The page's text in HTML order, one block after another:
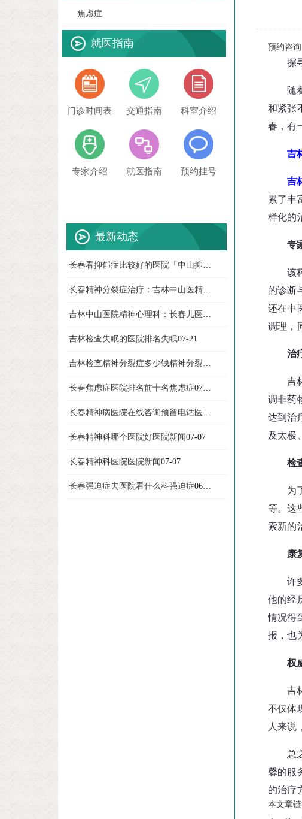
焦虑症
就医指南
门诊时间表 交通指南 科室介绍
专家介绍 就医指南 预约挂号
最新动态
长春看抑郁症比较好的医院「中山抑郁症
长春精神分裂症治疗：吉林中山医精神分裂症
吉林中山医院精神心理科：长春儿医院新闻
吉林检查失眠的医院排名失眠07-21
吉林检查精神分裂症多少钱精神分裂症
长春焦虑症医院排名前十名焦虑症07-08
长春精神病医院在线咨询预留电话医院新闻
长春精神科哪个医院好医院新闻07-07
长春精神科医院医院新闻07-07
长春强迫症去医院看什么科强迫症06-26
预约咨
探
随
和紧张
春，有
吉
吉
累了丰
样化的
专
该
的诊断
还在中
调理，
治
吉
调非药
达到治
及太极
检
为
等。这
索新的
康
许
他的经
情况得
报，也
权
吉
不仅体
人来说
总
馨的服
的治疗
本文章